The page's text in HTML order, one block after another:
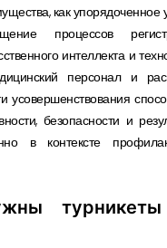
как
процессов
интеллекта и
персонал и
усовершенствования
безопасности и
в контексте